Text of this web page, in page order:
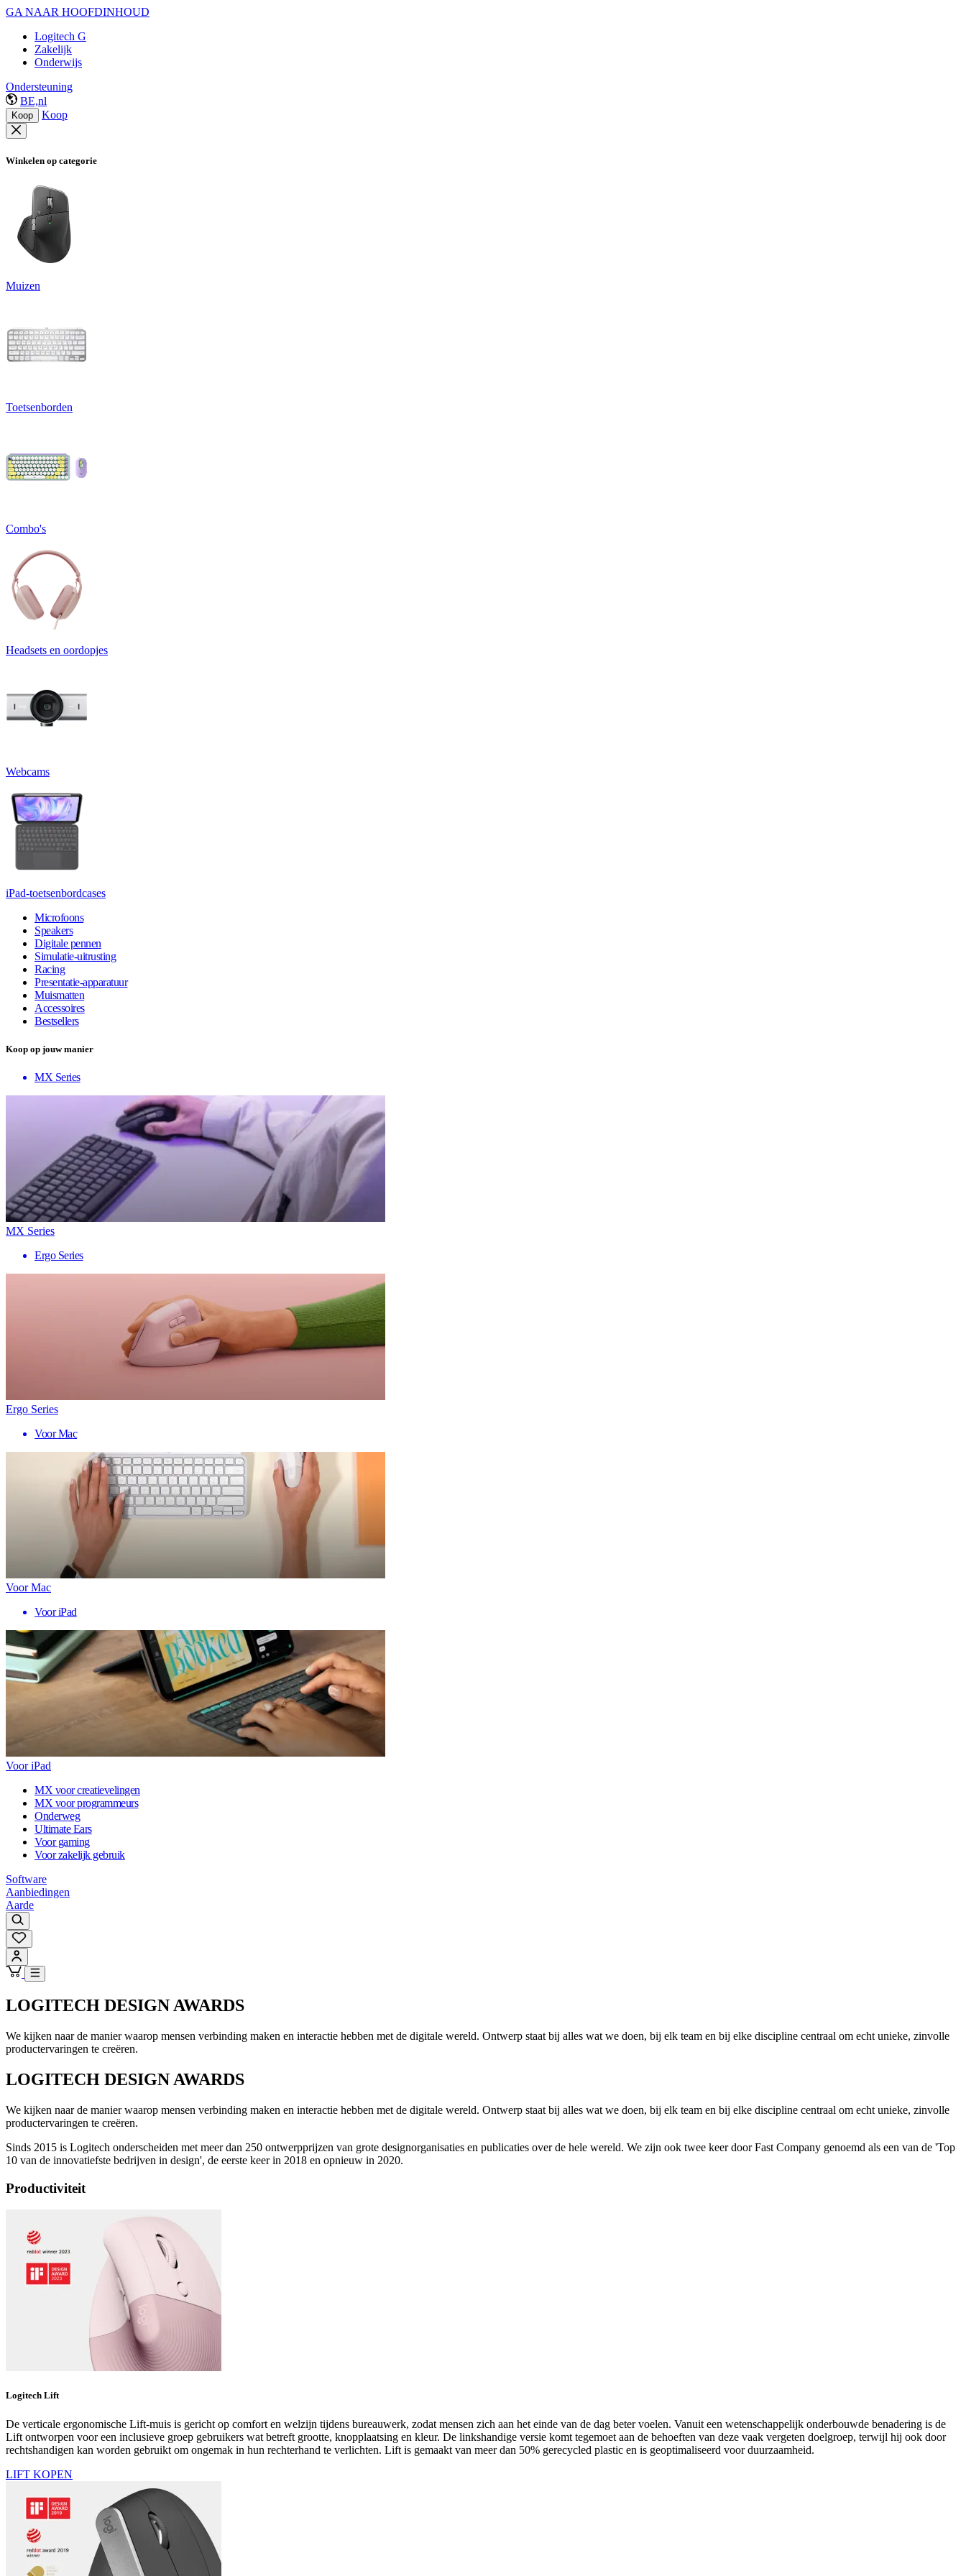
GA NAAR HOOFDINHOUD
Logitech G
Zakelijk
Onderwijs
Ondersteuning
BE,nl
Koop Koop
Winkelen op categorie
Muizen
Toetsenborden
Combo's
Headsets en oordopjes
Webcams
iPad-toetsenbordcases
Microfoons
Speakers
Digitale pennen
Simulatie-uitrusting
Racing
Presentatie-apparatuur
Muismatten
Accessoires
Bestsellers
Koop op jouw manier
MX Series
MX Series
Ergo Series
Ergo Series
Voor Mac
Voor Mac
Voor iPad
Voor iPad
MX voor creatievelingen
MX voor programmeurs
Onderweg
Ultimate Ears
Voor gaming
Voor zakelijk gebruik
Software
Aanbiedingen
Aarde
LOGITECH DESIGN AWARDS
We kijken naar de manier waarop mensen verbinding maken en interactie hebben met de digitale wereld. Ontwerp staat bij alles wat we doen, bij elk team en bij elke discipline centraal om echt unieke, zinvolle
productervaringen te creëren.
LOGITECH DESIGN AWARDS
We kijken naar de manier waarop mensen verbinding maken en interactie hebben met de digitale wereld. Ontwerp staat bij alles wat we doen, bij elk team en bij elke discipline centraal om echt unieke, zinvolle
productervaringen te creëren.
Sinds 2015 is Logitech onderscheiden met meer dan 250 ontwerpprijzen van grote designorganisaties en publicaties over de hele wereld. We zijn ook twee keer door Fast Company genoemd als een van de 'Top
10 van de innovatiefste bedrijven in design', de eerste keer in 2018 en opnieuw in 2020.
Productiviteit
Logitech Lift
De verticale ergonomische Lift-muis is gericht op comfort en welzijn tijdens bureauwerk, zodat mensen zich aan het einde van de dag beter voelen. Vanuit een wetenschappelijk onderbouwde benadering is de
Lift ontworpen voor een inclusieve groep gebruikers wat betreft grootte, knopplaatsing en kleur. De linkshandige versie komt tegemoet aan de behoeften van deze vaak vergeten doelgroep, terwijl hij ook door
rechtshandigen kan worden gebruikt om ongemak in hun rechterhand te verlichten. Lift is gemaakt van meer dan 50% gerecycled plastic en is geoptimaliseerd voor duurzaamheid.
LIFT KOPEN